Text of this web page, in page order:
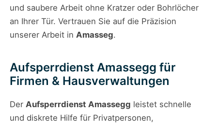
und saubere Arbeit ohne Kratzer oder Bohrlöcher
an Ihrer Tür. Vertrauen Sie auf die Präzision
unserer Arbeit in Amasseg.
Aufsperrdienst Amassegg für
Firmen & Hausverwaltungen
Der Aufsperrdienst Amassegg leistet schnelle
und diskrete Hilfe für Privatpersonen,